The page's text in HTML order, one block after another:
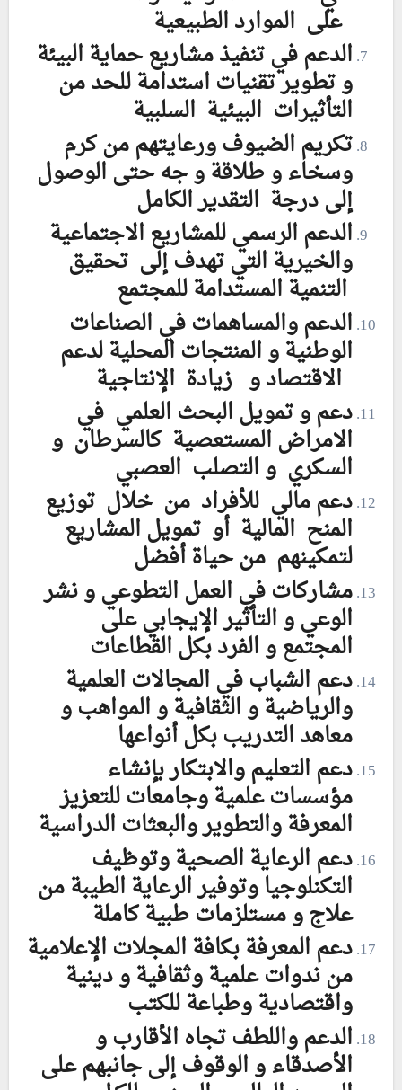
على الموارد الطبيعية
الدعم في تنفيذ مشاريع حماية البيئة
و تطوير تقنيات استدامة للحد من
التأثيرات البيئية السلبية
تكريم الضيوف ورعايتهم من كرم
وسخاء و طلاقة و جه حتى الوصول
إلى درجة التقدير الكامل
الدعم الرسمي للمشاريع الاجتماعية
والخيرية التي تهدف إلى تحقيق
التنمية المستدامة للمجتمع
الدعم والمساهمات في الصناعات
الوطنية و المنتجات المحلية لدعم
الاقتصاد و زيادة الإنتاجية
دعم و تمويل البحث العلمي في
الامراض المستعصية كالسرطان و
السكري و التصلب العصبي
دعم مالي للأفراد من خلال توزيع
المنح المالية أو تمويل المشاريع
لتمكينهم من حياة أفضل
مشاركات في العمل التطوعي و نشر
الوعي و التأثير الإيجابي على
المجتمع و الفرد بكل القطاعات
دعم الشباب في المجالات العلمية
والرياضية و الثقافية و المواهب و
معاهد التدريب بكل أنواعها
دعم التعليم والابتكار بإنشاء
مؤسسات علمية وجامعات للتعزيز
المعرفة والتطوير والبعثات الدراسية
دعم الرعاية الصحية وتوظيف
التكنلوجيا وتوفير الرعاية الطيبة من
علاج و مستلزمات طبية كاملة
دعم المعرفة بكافة المجلات الإعلامية
من ندوات علمية وثقافية و دينية
واقتصادية وطباعة للكتب
الدعم واللطف تجاه الأقارب و
الأصدقاء و الوقوف إلى جانبهم على